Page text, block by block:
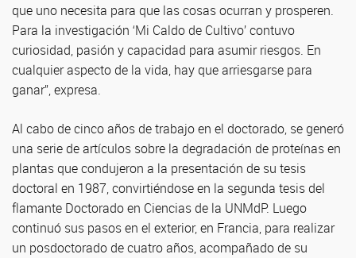
que uno necesita para que las cosas ocurran y prosperen.
Para la investigación ‘Mi Caldo de Cultivo’ contuvo
curiosidad, pasión y capacidad para asumir riesgos. En
cualquier aspecto de la vida, hay que arriesgarse para
ganar”, expresa.
Al cabo de cinco años de trabajo en el doctorado, se generó
una serie de artículos sobre la degradación de proteínas en
plantas que condujeron a la presentación de su tesis
doctoral en 1987, convirtiéndose en la segunda tesis del
flamante Doctorado en Ciencias de la UNMdP. Luego
continuó sus pasos en el exterior, en Francia, para realizar
un posdoctorado de cuatro años, acompañado de su